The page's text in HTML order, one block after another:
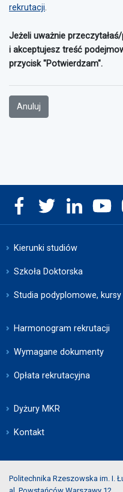
rekrutacji.
Jeżeli uważnie
i akceptujesz treść
przycisk "Potwierdzam".
Anuluj
Kierunki studiów
Szkoła Doktorska
Studia podyplomowe,
Harmonogram rekrutacji
Wymagane dokumenty
Opłata rekrutacyjna
Dyżury MKR
Kontakt
Politechnika Rzeszowska im. I.